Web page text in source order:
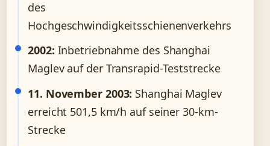
des
Hochgeschwindigkeitsschienenverkehrs
2002: Inbetriebnahme des Shanghai
Maglev auf der Transrapid-Teststrecke
11. November 2003: Shanghai Maglev
erreicht 501,5 km/h auf seiner 30-km-
Strecke